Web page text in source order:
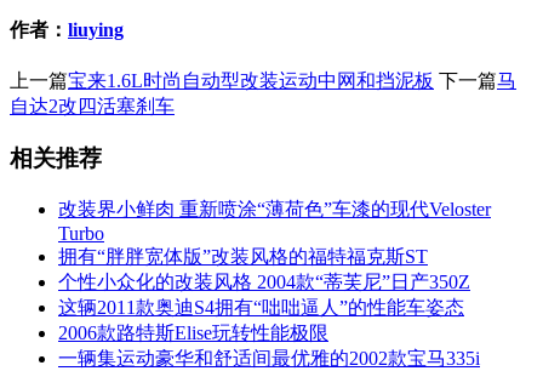
作者： liuying
上一篇宝来1.6L时尚自动型改装运动中网和挡泥板 下一篇马
自达2改四活塞刹车
相关推荐
改装界小鲜肉 重新喷涂“薄荷色”车漆的现代Veloster
Turbo
拥有“胖胖宽体版”改装风格的福特福克斯ST
个性小众化的改装风格 2004款“蒂芙尼”日产350Z
这辆2011款奥迪S4拥有“咄咄逼人”的性能车姿态
2006款路特斯Elise玩转性能极限
一辆集运动豪华和舒适间最优雅的2002款宝马335i